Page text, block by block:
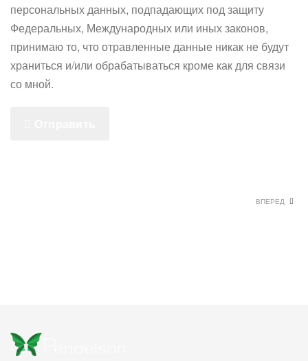
персональных данных, подпадающих под защиту
Федеральных, Международных или иных законов,
принимаю то, что отравленные данные никак не будут
храниться и/или обрабатываться кроме как для связи
со мной.
ВПЕРЕД